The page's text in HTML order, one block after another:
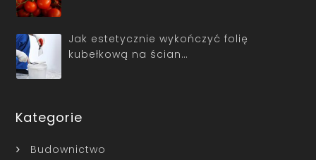
Jak estetycznie wykończyć folię
kubełkową na ścian…
Kategorie
Budownictwo